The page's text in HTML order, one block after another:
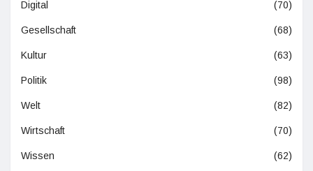
Digital (70)
Gesellschaft (68)
Kultur (63)
Politik (98)
Welt (82)
Wirtschaft (70)
Wissen (62)